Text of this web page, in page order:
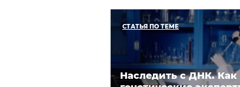
СТАТЬЯ ПО ТЕМЕ
Наследить с ДНК. Как